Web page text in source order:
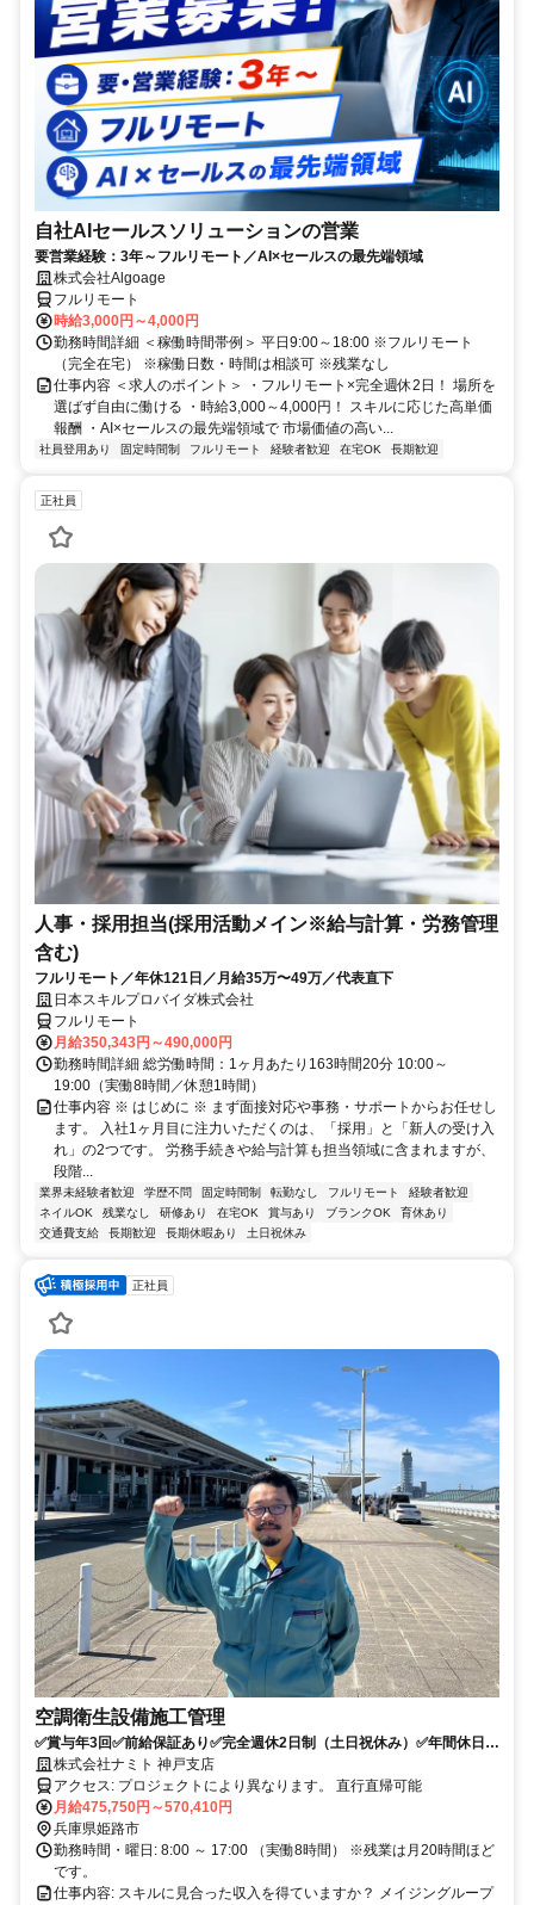
自社AIセールスソリューションの営業
要営業経験：3年～フルリモート／AI×セールスの最先端領域
株式会社Algoage
フルリモート
時給3,000円～4,000円
勤務時間詳細 ＜稼働時間帯例＞ 平日9:00～18:00 ※フルリモート
（完全在宅） ※稼働日数・時間は相談可 ※残業なし
仕事内容 ＜求人のポイント＞ ・フルリモート×完全週休2日！ 場所を
選ばず自由に働ける ・時給3,000～4,000円！ スキルに応じた高単価
報酬 ・AI×セールスの最先端領域で 市場価値の高い...
社員登用あり 固定時間制 フルリモート 経験者歓迎 在宅OK 長期歓迎
正社員
人事・採用担当(採用活動メイン※給与計算・労務管理
含む)
フルリモート／年休121日／月給35万〜49万／代表直下
日本スキルプロバイダ株式会社
フルリモート
月給350,343円～490,000円
勤務時間詳細 総労働時間：1ヶ月あたり163時間20分 10:00～
19:00（実働8時間／休憩1時間）
仕事内容 ※ はじめに ※ まず面接対応や事務・サポートからお任せし
ます。 入社1ヶ月目に注力いただくのは、「採用」と「新人の受け入
れ」の2つです。 労務手続きや給与計算も担当領域に含まれますが、
段階...
業界未経験者歓迎 学歴不問 固定時間制 転勤なし フルリモート
経験者歓迎
ネイルOK
残業なし 研修あり 在宅OK 賞与あり ブランクOK
育休あり
交通費支給
長期歓迎 長期休暇あり 土日祝休み
正社員
空調衛生設備施工管理
✅賞与年3回✅前給保証あり✅完全週休2日制（土日祝休み）✅年間休日
125日✅初年度想定年収700万円以上の実績あり✅健康経営優良法⼈2024
に認定
株式会社ナミト 神戸支店
アクセス: プロジェクトにより異なります。 直行直帰可能
月給475,750円～570,410円
兵庫県姫路市
勤務時間・曜日: 8:00 ～ 17:00 （実働8時間） ※残業は月20時間ほど
です。
仕事内容: スキルに見合った収入を得ていますか？ メイジングループ